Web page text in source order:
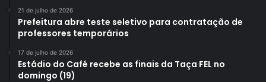
21 de julho de 2026
Prefeitura abre teste seletivo para contratação de
professores temporários
17 de julho de 2026
Estádio do Café recebe as finais da Taça FEL no
domingo (19)